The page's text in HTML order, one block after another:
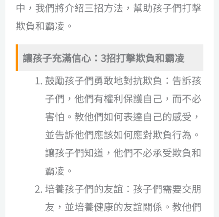
中，我們將介紹三招方法，幫助孩子們打擊
欺負和霸凌。
讓孩子充滿信心：3招打擊欺負和霸凌
鼓勵孩子們勇敢地對抗欺負：告訴孩
子們，他們有權利保護自己，而不必
害怕。教他們如何表達自己的感受，
並告訴他們應該如何應對欺負行為。
讓孩子們知道，他們不必承受欺負和
霸凌。
培養孩子們的友誼：孩子們需要交朋
友，並培養健康的友誼關係。教他們